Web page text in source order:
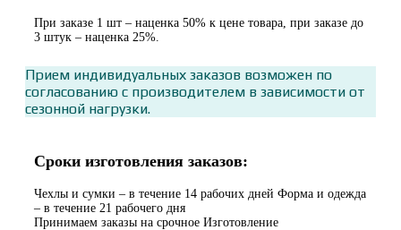
При заказе 1 шт – наценка 50% к цене товара, при заказе до
3 штук – наценка 25%.
Прием индивидуальных заказов возможен по
согласованию с производителем в зависимости от
сезонной нагрузки.
Сроки изготовления заказов:
Чехлы и сумки – в течение 14 рабочих дней Форма и одежда
– в течение 21 рабочего дня
Принимаем заказы на срочное Изготовление